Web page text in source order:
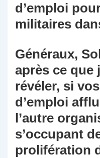
d’emploi
militaires
Généraux,
après ce que
révéler, si
d’emploi
l’autre
s’occupant
prolifération